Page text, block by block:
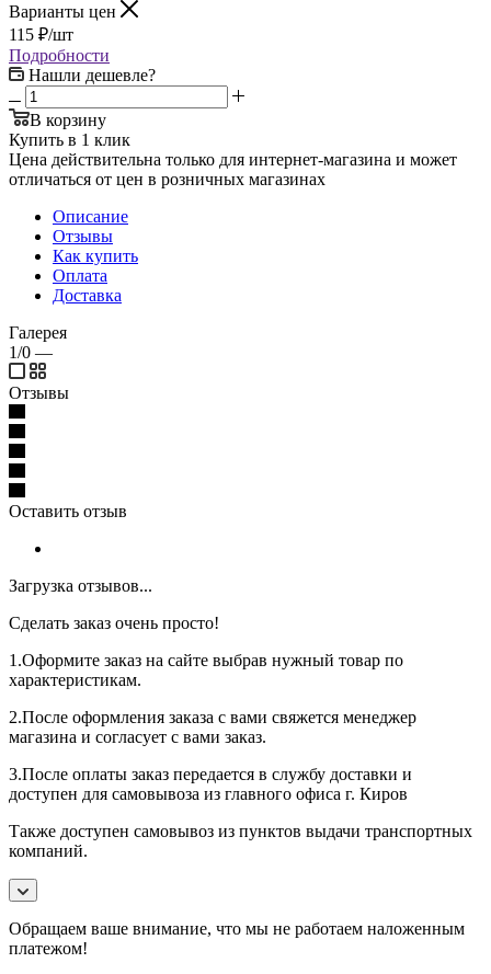
Варианты цен
115 ₽/шт
Подробности
Нашли дешевле?
В корзину
Купить в 1 клик
Цена действительна только для интернет-магазина и может
отличаться от цен в розничных магазинах
Описание
Отзывы
Как купить
Оплата
Доставка
Галерея
1/0 —
Отзывы
Оставить отзыв
Загрузка отзывов...
Сделать заказ очень просто!
1.Оформите заказ на сайте выбрав нужный товар по
характеристикам.
2.После оформления заказа с вами свяжется менеджер
магазина и согласует с вами заказ.
3.После оплаты заказ передается в службу доставки и
доступен для самовывоза из главного офиса г. Киров
Также доступен самовывоз из пунктов выдачи транспортных
компаний.
Обращаем ваше внимание, что мы не работаем наложенным
платежом!